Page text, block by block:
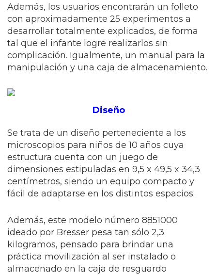
Además, los usuarios encontrarán un folleto
con aproximadamente 25 experimentos a
desarrollar totalmente explicados, de forma
tal que el infante logre realizarlos sin
complicación. Igualmente, un manual para la
manipulación y una caja de almacenamiento.
Diseño
Se trata de un diseño perteneciente a los
microscopios para niños de 10 años cuya
estructura cuenta con un juego de
dimensiones estipuladas en 9,5 x 49,5 x 34,3
centímetros, siendo un equipo compacto y
fácil de adaptarse en los distintos espacios.
Además, este modelo número 8851000
ideado por Bresser pesa tan sólo 2,3
kilogramos, pensado para brindar una
práctica movilización al ser instalado o
almacenado en la caja de resguardo